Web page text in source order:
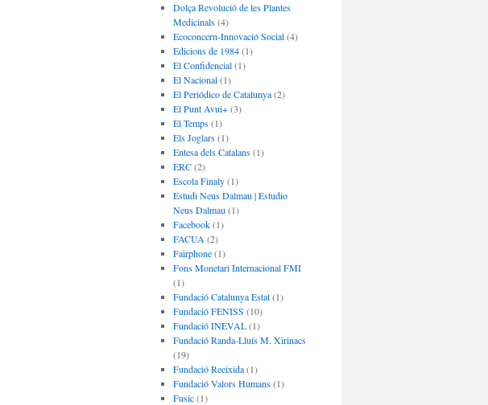
Dolça Revolució de les Plantes
Medicinals(4)
Ecoconcern-Innovació Social(4)
Edicions de 1984(1)
El Confidencial(1)
El Nacional(1)
El Periódico de Catalunya(2)
El Punt Avui+(3)
El Temps(1)
Els Joglars(1)
Entesa dels Catalans(1)
ERC(2)
Escola Finaly(1)
Estudi Neus Dalmau | Estudio
Neus Dalmau (1)
Facebook(1)
FACUA (2)
Fairphone(1)
Fons Monetari Internacional FMI
(1)
Fundació Catalunya Estat(1)
Fundació FENISS (10)
Fundació INEVAL(1)
Fundació Randa-Lluís M. Xirinacs
(19)
Fundació Reeixida(1)
Fundació Valors Humans(1)
Fusic(1)